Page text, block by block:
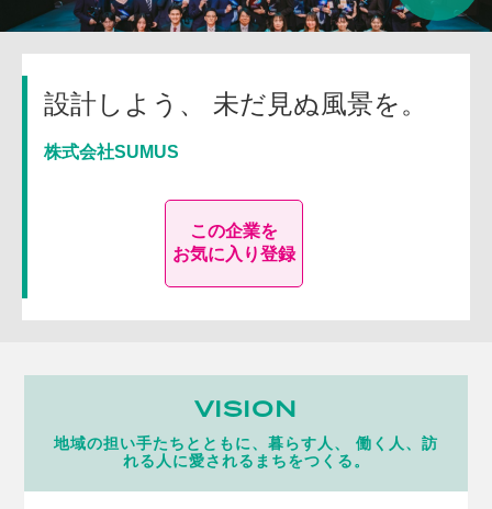
設計しよう、 未だ見ぬ風景を。
株式会社SUMUS
この企業を
お気に入り登録
VISION
地域の担い手たちとともに、暮らす人、 働く人、訪
れる人に愛されるまちをつくる。